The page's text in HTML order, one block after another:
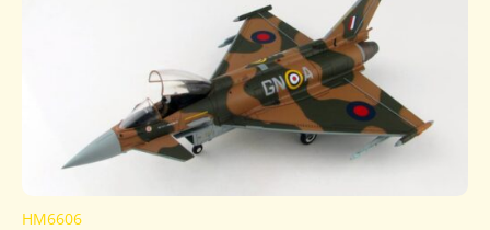
HM6606